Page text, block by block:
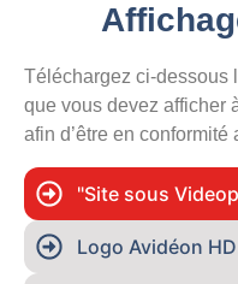
Téléchargez ci-dessous
que vous devez afficher
afin d’être en conformité
"Site sous
Logo Avidéon HD